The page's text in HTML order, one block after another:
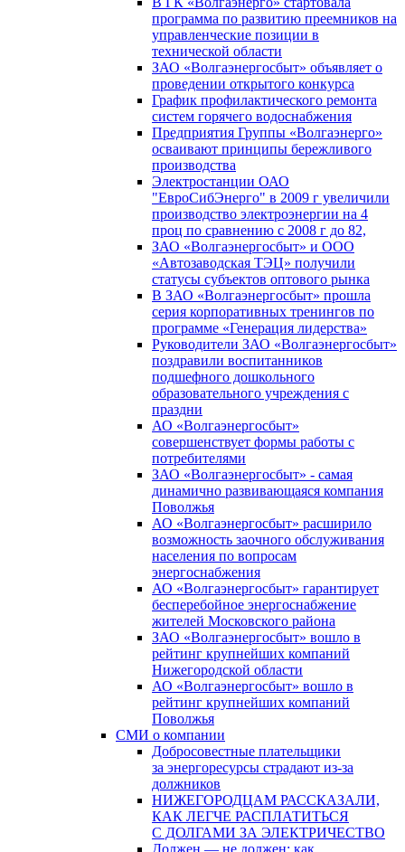
программа по развитию преемников на
управленческие позиции в
технической области
ЗАО «Волгаэнергосбыт» объявляет о
проведении открытого конкурса
График профилактического ремонта
систем горячего водоснабжения
Предприятия Группы «Волгаэнерго»
осваивают принципы бережливого
производства
Электростанции ОАО
"ЕвроСибЭнерго" в 2009 г увеличили
производство электроэнергии на 4
проц по сравнению с 2008 г до 82,
ЗАО «Волгаэнергосбыт» и ООО
«Автозаводская ТЭЦ» получили
статусы субъектов оптового рынка
В ЗАО «Волгаэнергосбыт» прошла
серия корпоративных тренингов по
программе «Генерация лидерства»
Руководители ЗАО «Волгаэнергосбыт»
поздравили воспитанников
подшефного дошкольного
образовательного учреждения с
праздни
АО «Волгаэнергосбыт»
совершенствует формы работы с
потребителями
ЗАО «Волгаэнергосбыт» - самая
динамично развивающаяся компания
Поволжья
АО «Волгаэнергосбыт» расширило
возможность заочного обслуживания
населения по вопросам
энергоснабжения
АО «Волгаэнергосбыт» гарантирует
бесперебойное энергоснабжение
жителей Московского района
ЗАО «Волгаэнергосбыт» вошло в
рейтинг крупнейших компаний
Нижегородской области
АО «Волгаэнергосбыт» вошло в
рейтинг крупнейших компаний
Поволжья
СМИ о компании
Добросовестные плательщики
за энергоресурсы страдают из-за
должников
НИЖЕГОРОДЦАМ РАССКАЗАЛИ,
КАК ЛЕГЧЕ РАСПЛАТИТЬСЯ
С ДОЛГАМИ ЗА ЭЛЕКТРИЧЕСТВО